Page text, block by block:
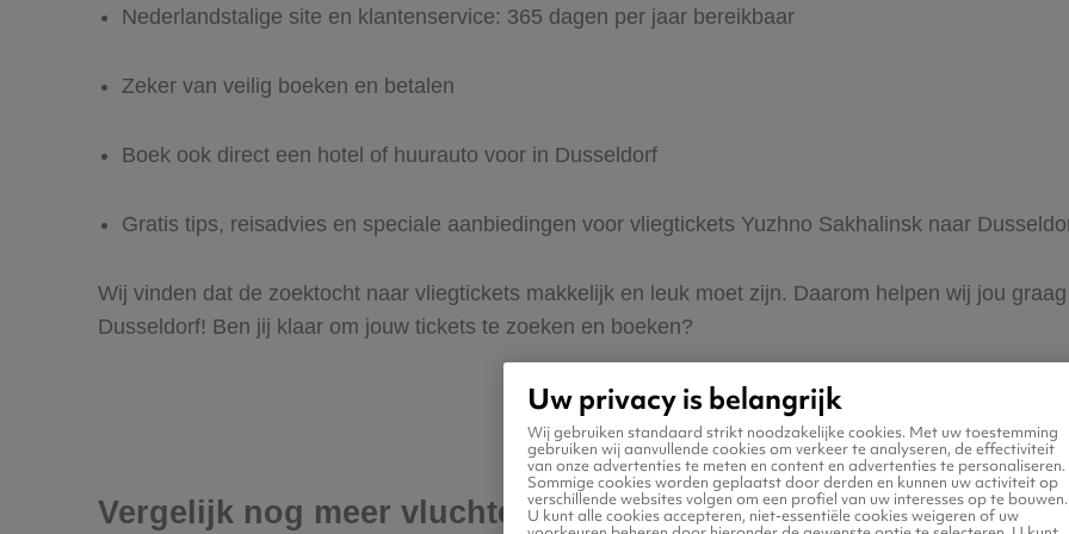
Nederlandstalige site en klantenservice: 365 dagen per jaar bereikbaar
Zeker van veilig boeken en betalen
Boek ook direct een hotel of huurauto voor in Dusseldorf
Gratis tips, reisadvies en speciale aanbiedingen voor vliegtickets Yuzhno Sakhalinsk naar
Wij vinden dat de zoektocht naar vliegtickets makkelijk en leuk moet zijn. Daarom helpen wij jou
Dusseldorf! Ben jij klaar om jouw tickets te zoeken en boeken?
Vergelijk nog meer vluchten naar Dusseldorf
Uw privacy is belangrijk
Wij gebruiken standaard strikt noodzakelijke cookies. Met uw toestemming
gebruiken wij aanvullende cookies om verkeer te analyseren, de effectiviteit
van onze advertenties te meten en content en advertenties te personaliseren.
Sommige cookies worden geplaatst door derden en kunnen uw activiteit op
verschillende websites volgen om een profiel van uw interesses op te bouwen.
U kunt alle cookies accepteren, niet-essentiële cookies weigeren of uw